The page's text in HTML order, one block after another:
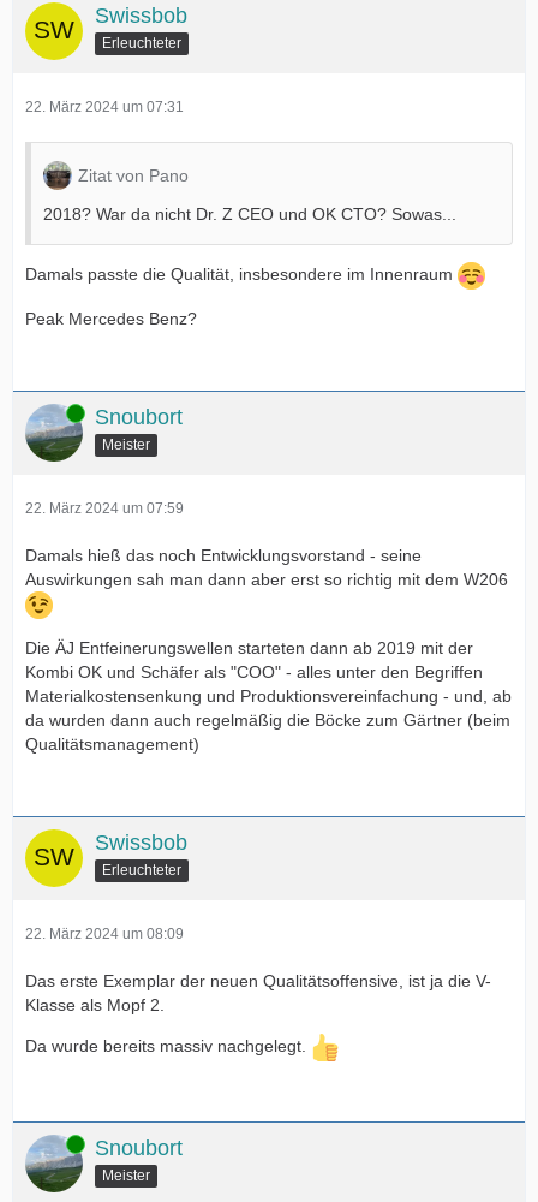
Swissbob
Erleuchteter
22. März 2024 um 07:31
Zitat von Pano
2018? War da nicht Dr. Z CEO und OK CTO? Sowas...
Damals passte die Qualität, insbesondere im Innenraum
Peak Mercedes Benz?
Online Snoubort
Meister
22. März 2024 um 07:59
Damals hieß das noch Entwicklungsvorstand - seine
Auswirkungen sah man dann aber erst so richtig mit dem W206
Die ÄJ Entfeinerungswellen starteten dann ab 2019 mit der
Kombi OK und Schäfer als "COO" - alles unter den Begriffen
Materialkostensenkung und Produktionsvereinfachung - und, ab
da wurden dann auch regelmäßig die Böcke zum Gärtner (beim
Qualitätsmanagement)
Swissbob
Erleuchteter
22. März 2024 um 08:09
Das erste Exemplar der neuen Qualitätsoffensive, ist ja die V-
Klasse als Mopf 2.
Da wurde bereits massiv nachgelegt.
Online Snoubort
Meister